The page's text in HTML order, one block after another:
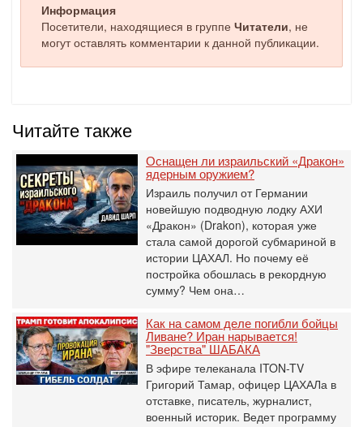
Информация
Посетители, находящиеся в группе Читатели, не
могут оставлять комментарии к данной публикации.
Читайте также
Оснащен ли израильский «Дракон»
ядерным оружием?
Израиль получил от Германии
новейшую подводную лодку АХИ
«Дракон» (Drakon), которая уже
стала самой дорогой субмариной в
истории ЦАХАЛ. Но почему её
постройка обошлась в рекордную
сумму? Чем она…
Как на самом деле погибли бойцы
Ливане? Иран нарывается!
"Зверства" ШАБАКА
В эфире телеканала ITON-TV
Григорий Тамар, офицер ЦАХАЛа в
отставке, писатель, журналист,
военный историк. Ведет программу